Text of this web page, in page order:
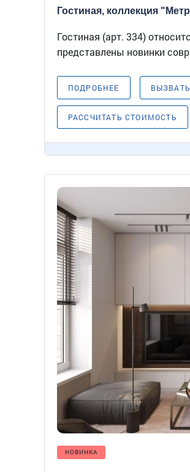
Гостиная, коллекция
Гостиная (арт. 334)
представлены новинки
ПОДРОБНЕЕ
РАССЧИТАТЬ СТОИМОСТЬ
НОВИНКА